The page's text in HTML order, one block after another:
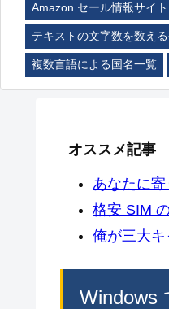
Amazon セール情報サイト
テキストの文字数を数え
複数言語による国名一覧
オススメ記事
あなたに
格安 SIM
俺が三大
Windows